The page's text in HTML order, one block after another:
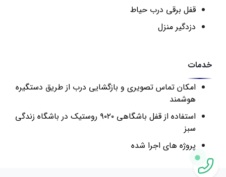
قفل برقی درب حیاط
دزدگیر منزل
خدمات
امکان تماس تصویری و بازگشایی درب از طریق دستگیره
هوشمند
استفاده از قفل باشگاهی ۹۰۲۰ روستیک در باشگاه زندگی
سبز
پروژه های اجرا شده